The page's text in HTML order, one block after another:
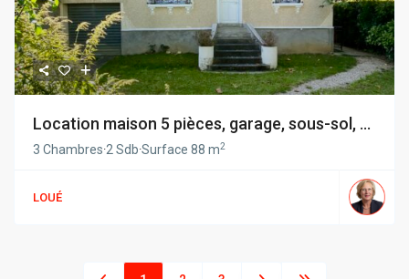
Location maison 5 pièces, garage, sous-sol, ...
3 Chambres·2 Sdb·Surface88 m2
LOUÉ